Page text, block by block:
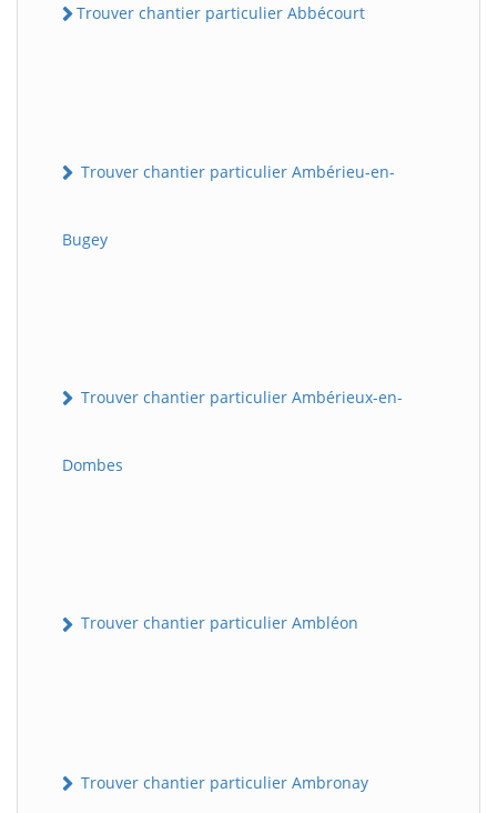
Trouver chantier particulier Abbécourt
Trouver chantier particulier Ambérieu-en-
Bugey
Trouver chantier particulier Ambérieux-en-
Dombes
Trouver chantier particulier Ambléon
Trouver chantier particulier Ambronay